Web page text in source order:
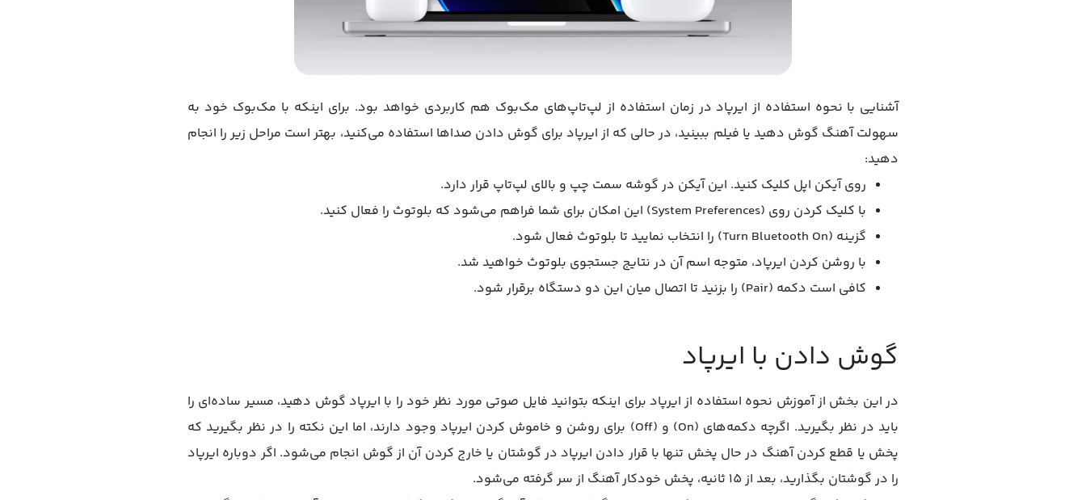
آشنایی با نحوه استفاده از ایرپاد در زمان استفاده از لپ‌تاپ‌های مک‌بوک هم کاربردی خواهد بود. برای اینکه با مک‌بوک خود به
سهولت آهنگ گوش دهید یا فیلم ببینید، در حالی که از ایرپاد برای گوش دادن صداها استفاده می‌کنید، بهتر است مراحل زیر را انجام
دهید:
روی آیکن اپل کلیک کنید. این آیکن در گوشه سمت چپ و بالای لپ‌تاپ قرار دارد.
با کلیک کردن روی (System Preferences) این امکان برای شما فراهم می‌شود که بلوتوث را فعال کنید.
گزینه (Turn Bluetooth On) را انتخاب نمایید تا بلوتوث فعال شود.
با روشن کردن ایرپاد، متوجه اسم آن در نتایج جستجوی بلوتوث خواهید شد.
کافی است دکمه (Pair) را بزنید تا اتصال میان این دو دستگاه برقرار شود.
گوش دادن با ایرپاد
در این بخش از آموزش نحوه استفاده از ایرپاد برای اینکه بتوانید فایل صوتی مورد نظر خود را با ایرپاد گوش دهید، مسیر ساده‌ای را
باید در نظر بگیرید. اگرچه دکمه‌های (On) و (Off) برای روشن و خاموش کردن ایرپاد وجود دارند، اما این نکته را در نظر بگیرید که
پخش یا قطع کردن آهنگ در حال پخش تنها با قرار دادن ایرپاد در گوشتان یا خارج کردن آن از گوش انجام می‌شود. اگر دوباره ایرپاد
را در گوشتان بگذارید، بعد از 15 ثانیه، پخش خودکار آهنگ از سر گرفته می‌شود.